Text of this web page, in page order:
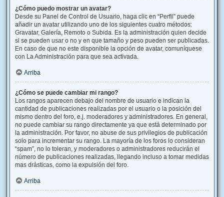
¿Cómo puedo mostrar un avatar?
Desde su Panel de Control de Usuario, haga clic en “Perfil” puede
añadir un avatar utilizando uno de los siguientes cuatro métodos:
Gravatar, Galería, Remoto o Subida. Es la administración quien decide
si se pueden usar o no y en que tamaño y peso pueden ser publicadas.
En caso de que no este disponible la opción de avatar, comuníquese
con La Administración para que sea activada.
Arriba
¿Cómo se puede cambiar mi rango?
Los rangos aparecen debajo del nombre de usuario e indican la
cantidad de publicaciones realizadas por el usuario o la posición del
mismo dentro del foro, e.j. moderadores y administradores. En general,
no puede cambiar su rango directamente ya que está determinado por
la administración. Por favor, no abuse de sus privilegios de publicación
solo para incrementar su rango. La mayoría de los foros lo consideran
“spam”, no lo toleran, y moderadores o administradores reducirán el
número de publicaciones realizadas, llegando incluso a tomar medidas
mas drásticas, como la expulsión del foro.
Arriba